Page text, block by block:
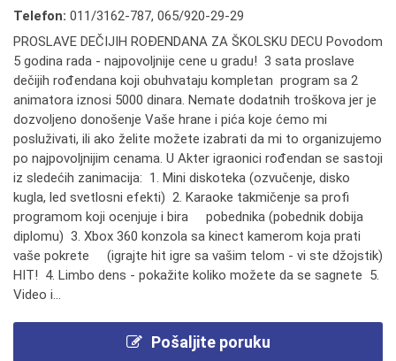
Telefon: 011/3162-787, 065/920-29-29
PROSLAVE DEČIJIH ROĐENDANA ZA ŠKOLSKU DECU Povodom
5 godina rada - najpovoljnije cene u gradu! 3 sata proslave
dečijih rođendana koji obuhvataju kompletan program sa 2
animatora iznosi 5000 dinara. Nemate dodatnih troškova jer je
dozvoljeno donošenje Vaše hrane i pića koje ćemo mi
posluživati, ili ako želite možete izabrati da mi to organizujemo
po najpovoljnijim cenama. U Akter igraonici rođendan se sastoji
iz sledećih zanimacija: 1. Mini diskoteka (ozvučenje, disko
kugla, led svetlosni efekti) 2. Karaoke takmičenje sa profi
programom koji ocenjuje i bira pobednika (pobednik dobija
diplomu) 3. Xbox 360 konzola sa kinect kamerom koja prati
vaše pokrete (igrajte hit igre sa vašim telom - vi ste džojstik)
HIT! 4. Limbo dens - pokažite koliko možete da se sagnete 5.
Video i...
Pošaljite poruku